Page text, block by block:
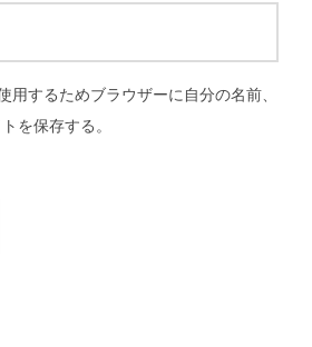
用するためブラウザーに自分の名前、
を保存する。